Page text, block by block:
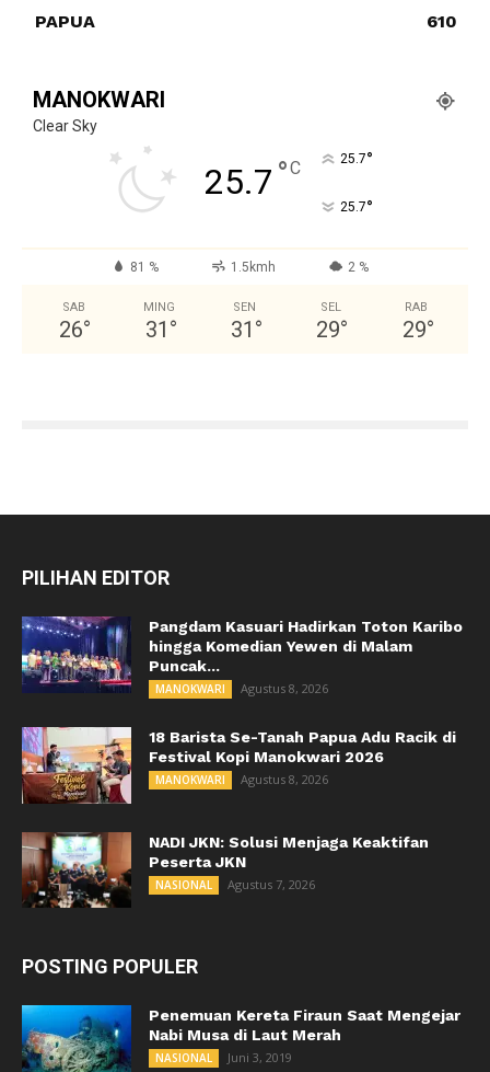
PAPUA
610
MANOKWARI
Clear Sky
25.7 °C 25.7°
25.7°
81 % 1.5kmh 2 %
SAB
26°
MING
31 °
SEN
31 °
SEL
29°
RAB
29°
PILIHAN EDITOR
Pangdam Kasuari Hadirkan Toton Karibo
hingga Komedian Yewen di Malam
Puncak...
MANOKWARI Agustus 8, 2026
18 Barista Se-Tanah Papua Adu Racik di
Festival Kopi Manokwari 2026
MANOKWARI Agustus 8, 2026
NADI JKN: Solusi Menjaga Keaktifan
Peserta JKN
NASIONAL Agustus 7, 2026
POSTING POPULER
Penemuan Kereta Firaun Saat Mengejar
Nabi Musa di Laut Merah
NASIONAL Juni 3, 2019